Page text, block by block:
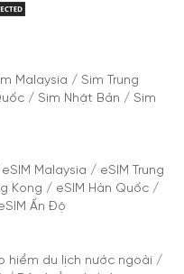
Malaysia / Sim Trung
/ Sim Nhật Bản / Sim
eSIM Malaysia / eSIM Trung
Kong / eSIM Hàn Quốc /
Ấn Độ
hiểm du lịch nước ngoài /